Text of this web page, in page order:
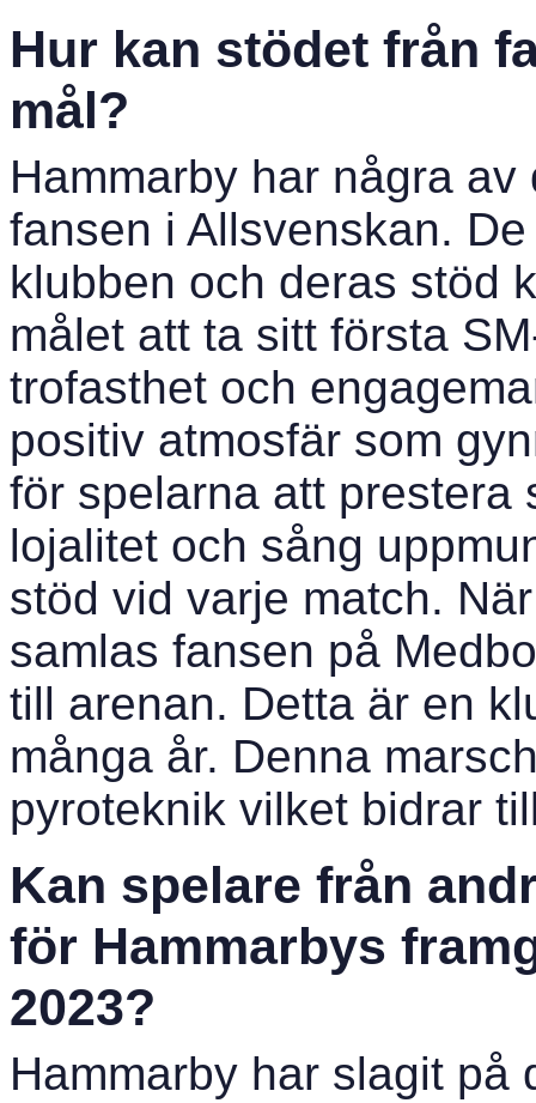
Hur kan stödet från
mål?
Hammarby har några
fansen i Allsvenskan.
klubben och deras stöd
målet att ta sitt första
trofasthet och
positiv atmosfär som
för spelarna att prestera
lojalitet och sång
stöd vid varje match.
samlas fansen på
till arenan. Detta är en
många år. Denna
pyroteknik vilket bidrar
Kan spelare från
för Hammarbys
2023?
Hammarby har slagit på